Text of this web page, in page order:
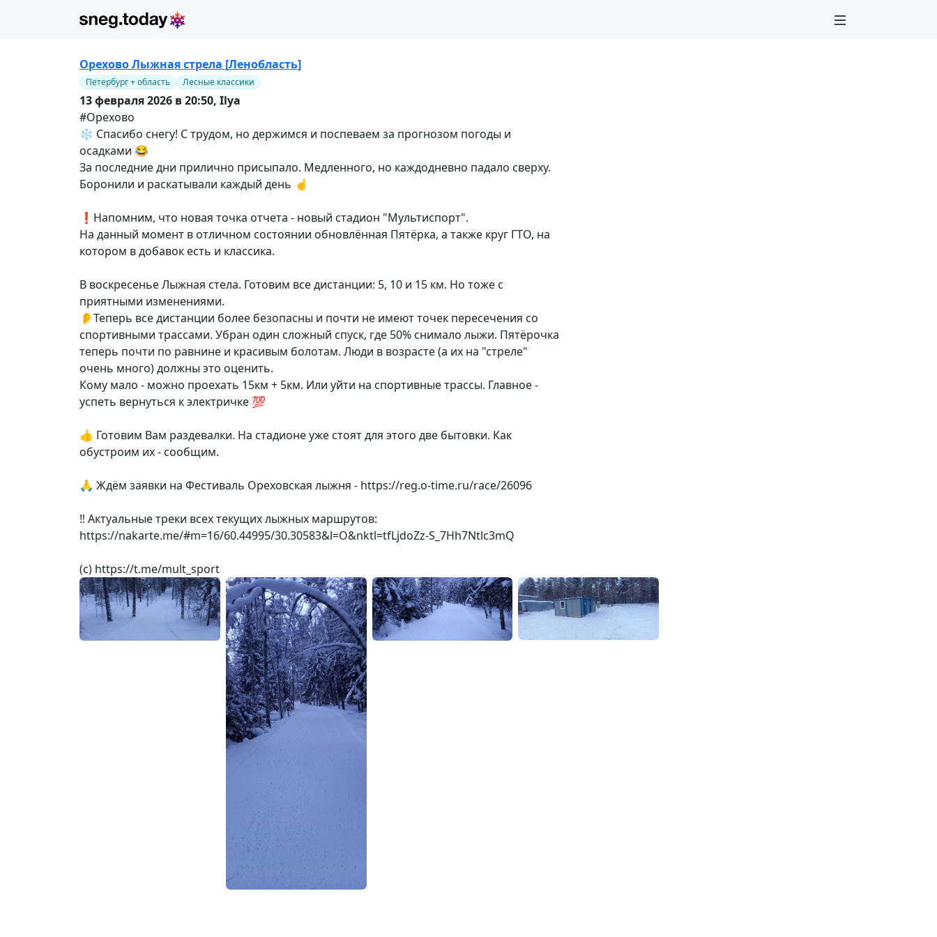
Орехово Лыжная стрела [Ленобласть]
Петербург + область Лесные классики
13 февраля 2026 в 20:50, Ilya
#Орехово
❄️ Спасибо снегу! С трудом, но держимся и поспеваем за прогнозом погоды и
осадками 😂
За последние дни прилично присыпало. Медленного, но каждодневно падало сверху.
Боронили и раскатывали каждый день ☝️
❗️Напомним, что новая точка отчета - новый стадион "Мультиспорт".
На данный момент в отличном состоянии обновлённая Пятёрка, а также круг ГТО, на
котором в добавок есть и классика.
В воскресенье Лыжная стела. Готовим все дистанции: 5, 10 и 15 км. Но тоже с
приятными изменениями.
👂Теперь все дистанции более безопасны и почти не имеют точек пересечения со
спортивными трассами. Убран один сложный спуск, где 50% снимало лыжи. Пятёрочка
теперь почти по равнине и красивым болотам. Люди в возрасте (а их на "стреле"
очень много) должны это оценить.
Кому мало - можно проехать 15км + 5км. Или уйти на спортивные трассы. Главное -
успеть вернуться к электричке 💯
👍 Готовим Вам раздевалки. На стадионе уже стоят для этого две бытовки. Как
обустроим их - сообщим.
🙏 Ждём заявки на Фестиваль Ореховская лыжня - https://reg.o-time.ru/race/26096
‼️ Актуальные треки всех текущих лыжных маршрутов:
https://nakarte.me/#m=16/60.44995/30.30583&l=O&nktl=tfLjdoZz-S_7Hh7Ntlc3mQ
(с) https://t.me/mult_sport